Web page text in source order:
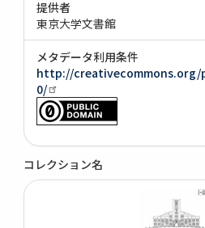
提供者
東京大学文書館
メタデータ利用条件
http://creativecommons.org/
0/
コレクション名